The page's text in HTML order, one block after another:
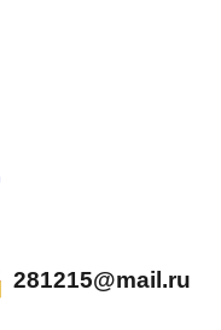
281215@mail.ru